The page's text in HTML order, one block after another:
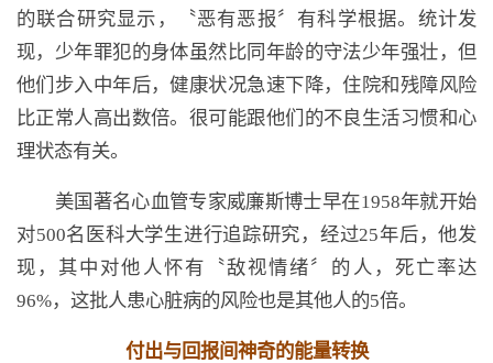
的联合研究显示，〝恶有恶报〞有科学根据。统计发
现，少年罪犯的身体虽然比同年龄的守法少年强壮，但
他们步入中年后，健康状况急速下降，住院和残障风险
比正常人高出数倍。很可能跟他们的不良生活习惯和心
理状态有关。
美国著名心血管专家威廉斯博士早在1958年就开始
对500名医科大学生进行追踪研究，经过25年后，他发
现，其中对他人怀有〝敌视情绪〞的人，死亡率达
96%，这批人患心脏病的风险也是其他人的5倍。
付出与回报间神奇的能量转换